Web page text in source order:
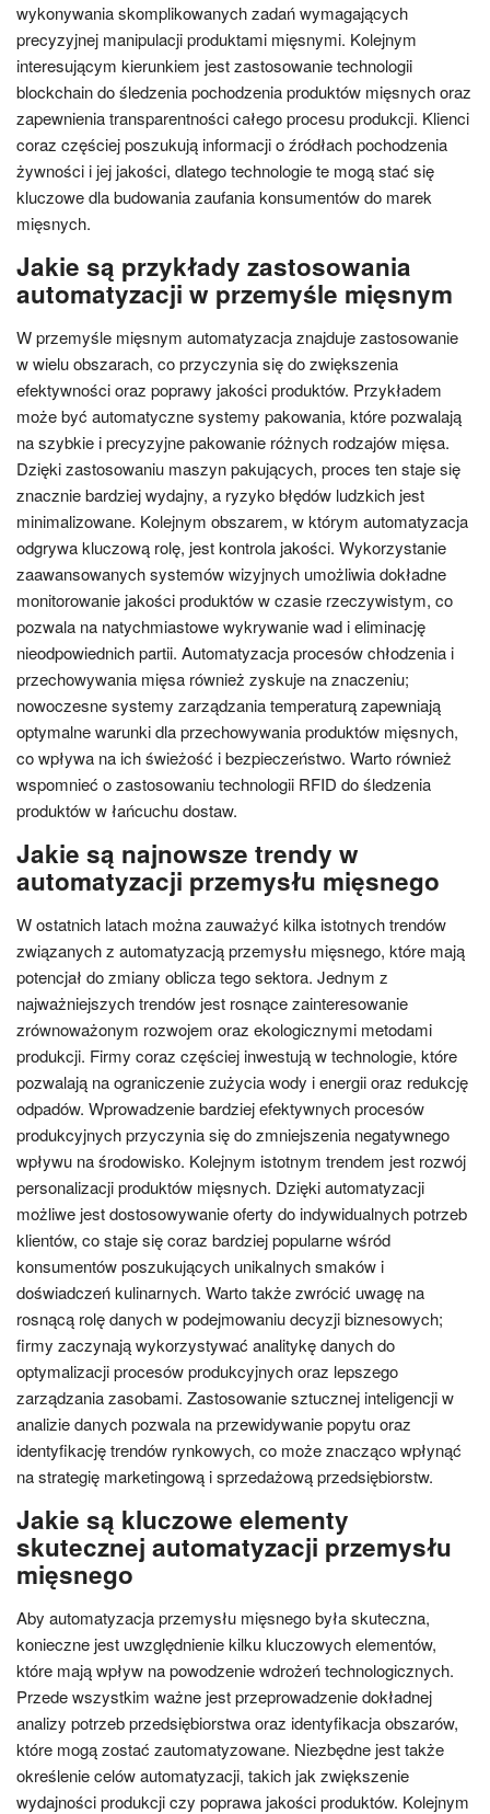
wykonywania skomplikowanych zadań wymagających
precyzyjnej manipulacji produktami mięsnymi. Kolejnym
interesującym kierunkiem jest zastosowanie technologii
blockchain do śledzenia pochodzenia produktów mięsnych oraz
zapewnienia transparentności całego procesu produkcji. Klienci
coraz częściej poszukują informacji o źródłach pochodzenia
żywności i jej jakości, dlatego technologie te mogą stać się
kluczowe dla budowania zaufania konsumentów do marek
mięsnych.
Jakie są przykłady zastosowania
automatyzacji w przemyśle mięsnym
W przemyśle mięsnym automatyzacja znajduje zastosowanie
w wielu obszarach, co przyczynia się do zwiększenia
efektywności oraz poprawy jakości produktów. Przykładem
może być automatyczne systemy pakowania, które pozwalają
na szybkie i precyzyjne pakowanie różnych rodzajów mięsa.
Dzięki zastosowaniu maszyn pakujących, proces ten staje się
znacznie bardziej wydajny, a ryzyko błędów ludzkich jest
minimalizowane. Kolejnym obszarem, w którym automatyzacja
odgrywa kluczową rolę, jest kontrola jakości. Wykorzystanie
zaawansowanych systemów wizyjnych umożliwia dokładne
monitorowanie jakości produktów w czasie rzeczywistym, co
pozwala na natychmiastowe wykrywanie wad i eliminację
nieodpowiednich partii. Automatyzacja procesów chłodzenia i
przechowywania mięsa również zyskuje na znaczeniu;
nowoczesne systemy zarządzania temperaturą zapewniają
optymalne warunki dla przechowywania produktów mięsnych,
co wpływa na ich świeżość i bezpieczeństwo. Warto również
wspomnieć o zastosowaniu technologii RFID do śledzenia
produktów w łańcuchu dostaw.
Jakie są najnowsze trendy w
automatyzacji przemysłu mięsnego
W ostatnich latach można zauważyć kilka istotnych trendów
związanych z automatyzacją przemysłu mięsnego, które mają
potencjał do zmiany oblicza tego sektora. Jednym z
najważniejszych trendów jest rosnące zainteresowanie
zrównoważonym rozwojem oraz ekologicznymi metodami
produkcji. Firmy coraz częściej inwestują w technologie, które
pozwalają na ograniczenie zużycia wody i energii oraz redukcję
odpadów. Wprowadzenie bardziej efektywnych procesów
produkcyjnych przyczynia się do zmniejszenia negatywnego
wpływu na środowisko. Kolejnym istotnym trendem jest rozwój
personalizacji produktów mięsnych. Dzięki automatyzacji
możliwe jest dostosowywanie oferty do indywidualnych potrzeb
klientów, co staje się coraz bardziej popularne wśród
konsumentów poszukujących unikalnych smaków i
doświadczeń kulinarnych. Warto także zwrócić uwagę na
rosnącą rolę danych w podejmowaniu decyzji biznesowych;
firmy zaczynają wykorzystywać analitykę danych do
optymalizacji procesów produkcyjnych oraz lepszego
zarządzania zasobami. Zastosowanie sztucznej inteligencji w
analizie danych pozwala na przewidywanie popytu oraz
identyfikację trendów rynkowych, co może znacząco wpłynąć
na strategię marketingową i sprzedażową przedsiębiorstw.
Jakie są kluczowe elementy
skutecznej automatyzacji przemysłu
mięsnego
Aby automatyzacja przemysłu mięsnego była skuteczna,
konieczne jest uwzględnienie kilku kluczowych elementów,
które mają wpływ na powodzenie wdrożeń technologicznych.
Przede wszystkim ważne jest przeprowadzenie dokładnej
analizy potrzeb przedsiębiorstwa oraz identyfikacja obszarów,
które mogą zostać zautomatyzowane. Niezbędne jest także
określenie celów automatyzacji, takich jak zwiększenie
wydajności produkcji czy poprawa jakości produktów. Kolejnym